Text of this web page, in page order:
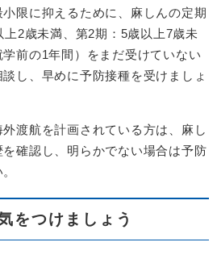
限に抑えるために、麻しんの定期
2歳未満、第2期：5歳以上7歳未
前の1年間）をまだ受けていない
し、早めに予防接種を受けましょ
渡航を計画されている方は、麻し
確認し、明らかでない場合は予防
をつけましょう